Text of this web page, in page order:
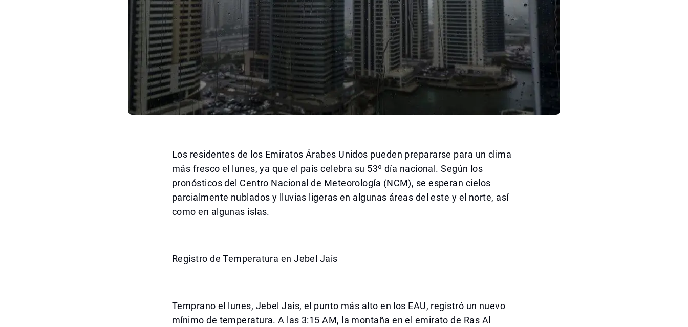
Los residentes de los Emiratos Árabes Unidos pueden prepararse para un clima
más fresco el lunes, ya que el país celebra su 53º día nacional. Según los
pronósticos del Centro Nacional de Meteorología (NCM), se esperan cielos
parcialmente nublados y lluvias ligeras en algunas áreas del este y el norte, así
como en algunas islas.
Registro de Temperatura en Jebel Jais
Temprano el lunes, Jebel Jais, el punto más alto en los EAU, registró un nuevo
mínimo de temperatura. A las 3:15 AM, la montaña en el emirato de Ras Al